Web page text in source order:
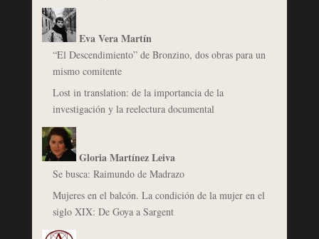
Eva Vera Martín
“El Descendimiento” de Bronzino, dos obras para un
mismo comitente
Lost in translation: de la importancia de la
investigación y la reelectura documental
Gloria Martínez Leiva
Se busca: Raimundo de Madrazo
Mujeres en el balcón. La condición de la mujer en el
siglo XIX: De Goya a Sargent